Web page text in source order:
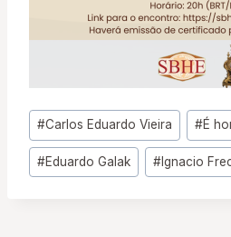
Tags
do
Post:
#Carlos Eduardo Vieira #É
#Eduardo Galak #Ignacio